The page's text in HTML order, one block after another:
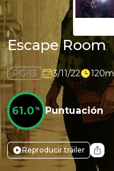
Escape Room
PG-13 3/11/22 120m
61.0% Puntuación
Reproducir tráiler